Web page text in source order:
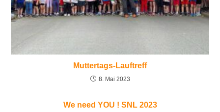
Muttertags-Lauftreff
8. Mai 2023
We need YOU ! SNL 2023